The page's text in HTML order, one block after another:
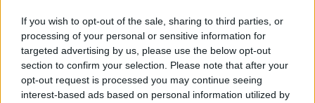
If you wish to opt-out of the sale, sharing to third parties, or
processing of your personal or sensitive information for
targeted advertising by us, please use the below opt-out
section to confirm your selection. Please note that after your
opt-out request is processed you may continue seeing
interest-based ads based on personal information utilized by
Követem